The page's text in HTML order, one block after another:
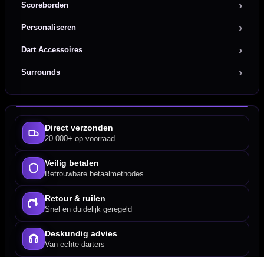
Scoreborden
Personaliseren
Dart Accessoires
Surrounds
Direct verzonden
20.000+ op voorraad
Veilig betalen
Betrouwbare betaalmethodes
Retour & ruilen
Snel en duidelijk geregeld
Deskundig advies
Van echte darters